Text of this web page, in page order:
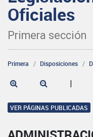
Oficiales
Primera sección
Primera Disposiciones
|
VER PÁGINAS PUBLICADAS